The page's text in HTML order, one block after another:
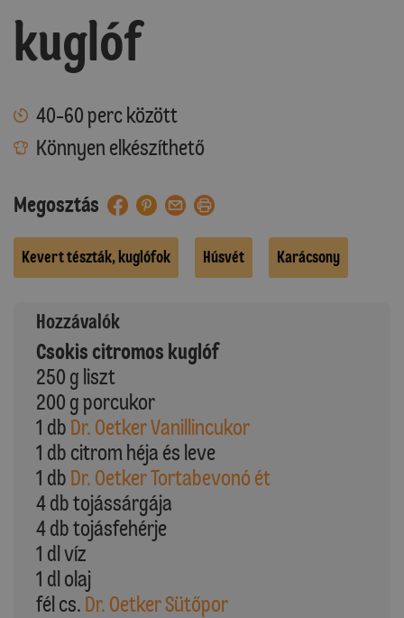
kuglóf
40-60 perc között
Könnyen elkészíthető
Megosztás
Kevert tészták, kuglófok Húsvét Karácsony
Hozzávalók
Csokis citromos kuglóf
250 g liszt
200 g porcukor
1 db Dr. Oetker Vanillincukor
1 db citrom héja és leve
1 db Dr. Oetker Tortabevonó ét
4 db tojássárgája
4 db tojásfehérje
1 dl víz
1 dl olaj
fél cs. Dr. Oetker Sütőpor